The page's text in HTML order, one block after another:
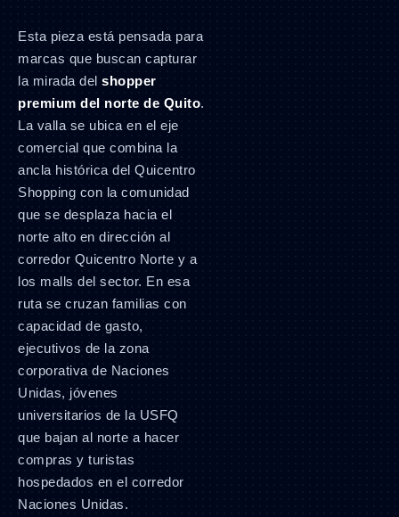
Esta pieza está pensada para
marcas que buscan capturar
la mirada del shopper
premium del norte de Quito.
La valla se ubica en el eje
comercial que combina la
ancla histórica del Quicentro
Shopping con la comunidad
que se desplaza hacia el
norte alto en dirección al
corredor Quicentro Norte y a
los malls del sector. En esa
ruta se cruzan familias con
capacidad de gasto,
ejecutivos de la zona
corporativa de Naciones
Unidas, jóvenes
universitarios de la USFQ
que bajan al norte a hacer
compras y turistas
hospedados en el corredor
Naciones Unidas.